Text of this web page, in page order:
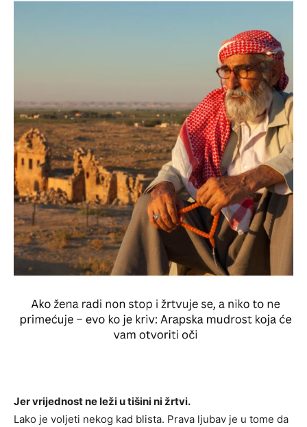
Jer vrijednost ne leži u tišini ni žrtvi.
Lako je voljeti nekog kad blista. Prava ljubav je u tome da